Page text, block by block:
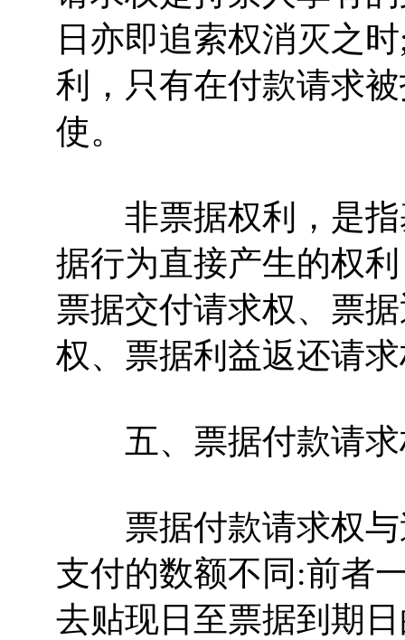
日亦即追索权消灭之
利，只有在付款请求
使。
非票据权利，是指
据行为直接产生的权
票据交付请求权、票
权、票据利益返还请
五、票据付款请求
票据付款请求权与
支付的数额不同:前者
去贴现日至票据到期